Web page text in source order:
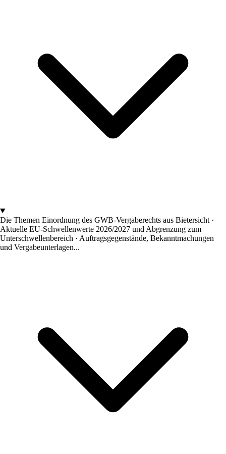
Die Themen Einordnung des GWB-Vergaberechts aus Bietersicht ·
Aktuelle EU-Schwellenwerte 2026/2027 und Abgrenzung zum
Unterschwellenbereich · Auftragsgegenstände, Bekanntmachungen
und Vergabeunterlagen...